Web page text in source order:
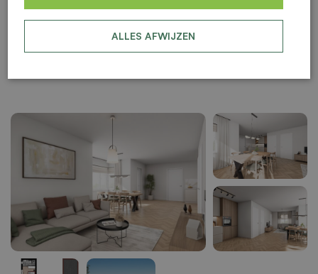
ALLES AFWIJZEN